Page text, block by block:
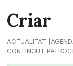
Criar
ACTUALITAT
CONTINGUT